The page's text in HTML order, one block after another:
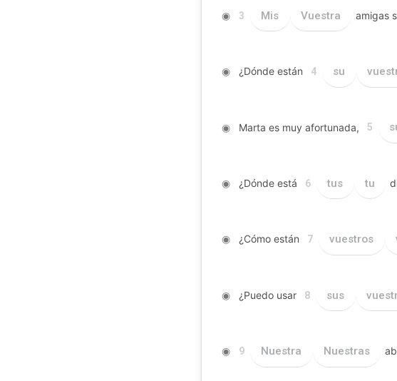
◉ 3 Mis Vuestra amigas
◉¿Dónde están 4 su
◉Marta es muy afortunada, 5
◉¿Dónde está 6 tus tu
◉¿Cómo están 7 vuestros
◉¿Puedo usar 8 sus
◉ 9 Nuestra Nuestras